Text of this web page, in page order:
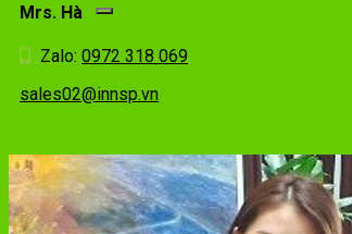
Mrs. Hà
Zalo: 0972 318 069
sales02@innsp.vn